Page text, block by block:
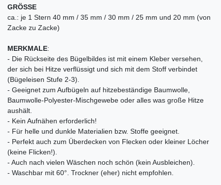
GRÖSSE
ca.: je 1 Stern 40 mm / 35 mm / 30 mm / 25 mm und 20 mm (von
Zacke zu Zacke)
MERKMALE:
- Die Rückseite des Bügelbildes ist mit einem Kleber versehen,
der sich bei Hitze verflüssigt und sich mit dem Stoff verbindet
(Bügeleisen Stufe 2-3).
- Geeignet zum Aufbügeln auf hitzebeständige Baumwolle,
Baumwolle-Polyester-Mischgewebe oder alles was große Hitze
aushält.
- Kein Aufnähen erforderlich!
- Für helle und dunkle Materialien bzw. Stoffe geeignet.
- Perfekt auch zum Überdecken von Flecken oder kleiner Löcher
(keine Flicken!).
- Auch nach vielen Wäschen noch schön (kein Ausbleichen).
- Waschbar mit 60°. Trockner (eher) nicht empfohlen.